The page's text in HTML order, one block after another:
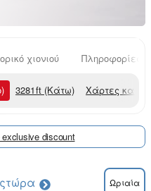
χιονιού Πληροφορίες
3281ft (Κάτω) Χάρτες
discount
τώρα Ωριαία